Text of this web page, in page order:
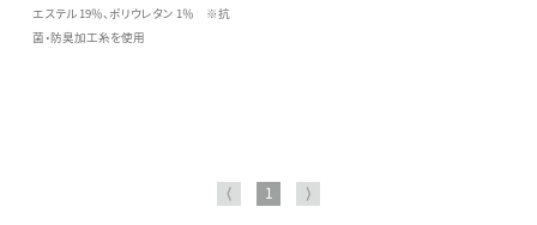
エステル 19％、ポリウレタン 1％ ※抗
菌・防臭加工糸を使用
⟨ 1 ⟩